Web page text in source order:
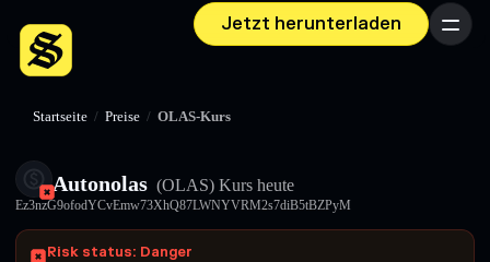
Jetzt herunterladen Menü
Startseite / Preise / OLAS-Kurs
Autonolas (OLAS) Kurs heute
Ez3nzG9ofodYCvEmw73XhQ87LWNYVRM2s7diB5tBZPyM
Risk status: Danger